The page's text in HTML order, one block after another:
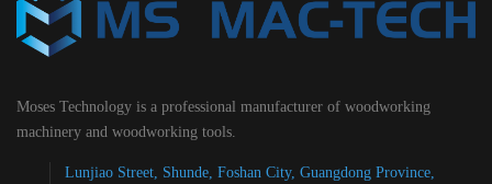
Moses Technology is a professional manufacturer of woodworking
machinery and woodworking tools.
Lunjiao Street, Shunde, Foshan City, Guangdong Province,